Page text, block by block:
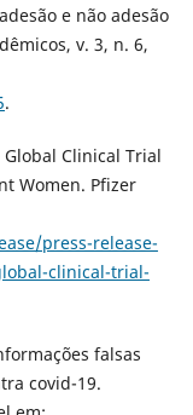
e não adesão
v. 3, n. 6,
.
Global Clinical Trial
Women. Pfizer
press-release-
clinical-trial-
falsas
covid-19.